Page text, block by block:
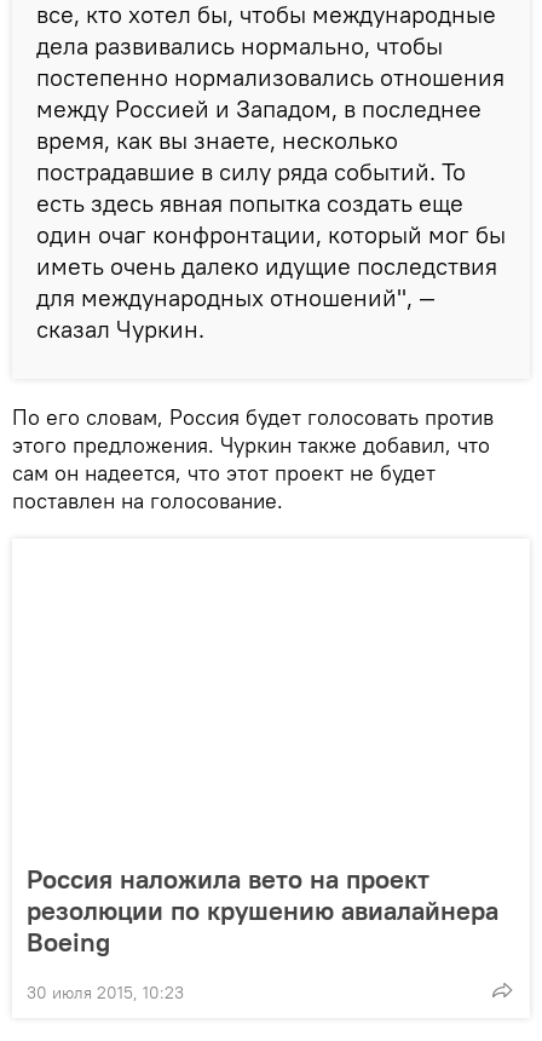
все, кто хотел бы, чтобы международные
дела развивались нормально, чтобы
постепенно нормализовались отношения
между Россией и Западом, в последнее
время, как вы знаете, несколько
пострадавшие в силу ряда событий. То
есть здесь явная попытка создать еще
один очаг конфронтации, который мог бы
иметь очень далеко идущие последствия
для международных отношений", —
сказал Чуркин.
По его словам, Россия будет голосовать против
этого предложения. Чуркин также добавил, что
сам он надеется, что этот проект не будет
поставлен на голосование.
Россия наложила вето на проект
резолюции по крушению авиалайнера
Boeing
30 июля 2015, 10:23